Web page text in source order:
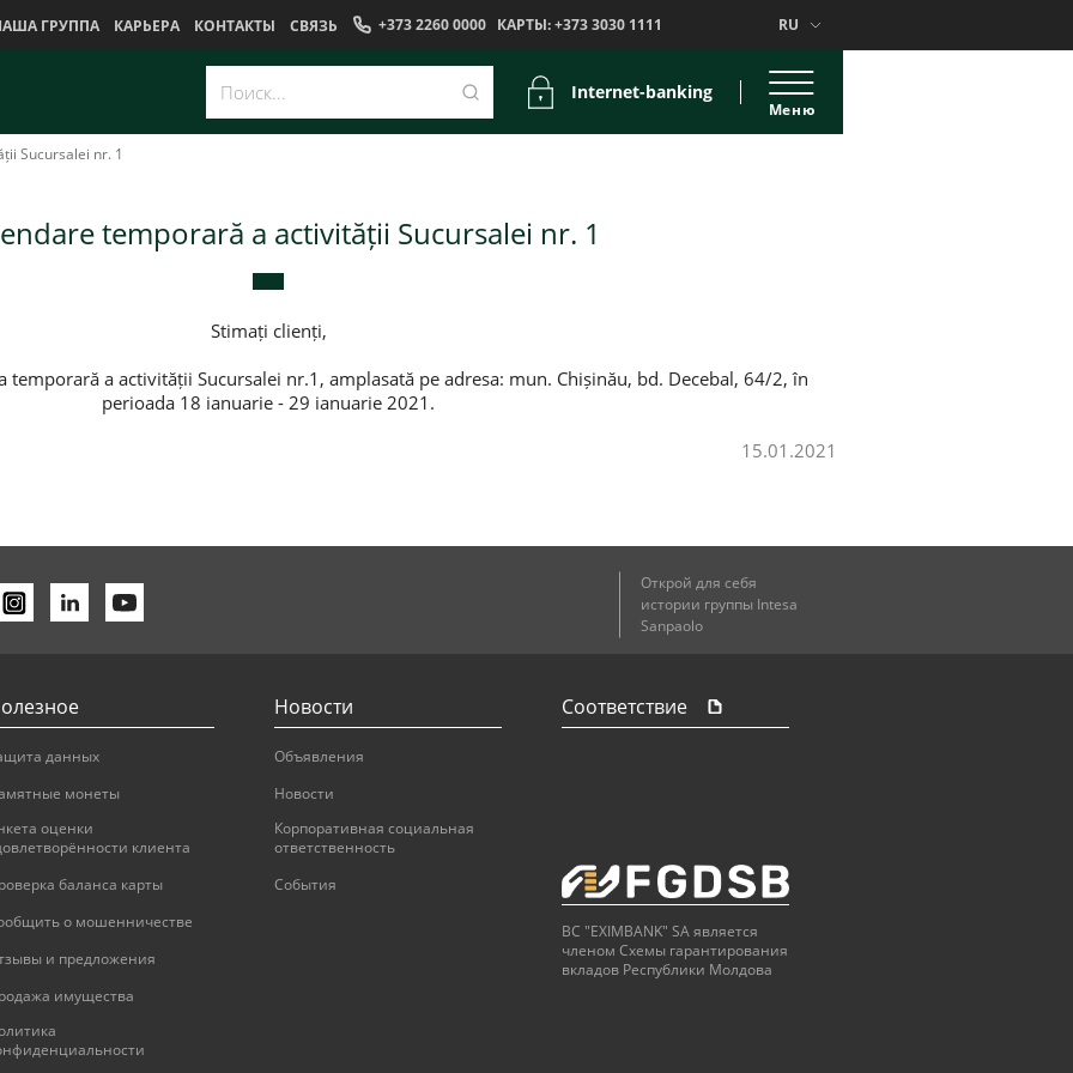
ГРУППА КАРЬЕРА КОНТАКТЫ CВЯЗЬ +373 2260 0000 КАРТЫ:+373 3030 1111 RU
Internet-banking
Меню
Sucursalei nr. 1
temporară a activității Sucursalei nr. 1
Stimați clienți,
temporară a activității Sucursalei nr.1, amplasată pe adresa: mun. Chișinău, bd. Decebal, 64/2, în
perioada 18 ianuarie - 29 ianuarie 2021.
15.01.2021
Открой для себя
истории группы Intesa
Sanpaolo
данных
монеты
оценки
клиента
баланса карты
о мошенничестве
и предложения
имущества
Новости
Объявления
Новости
Корпоративная социальная
ответственность
События
Соответствие
BC "EXIMBANK" SA является
членом Схемы гарантирования
вкладов Республики Молдова